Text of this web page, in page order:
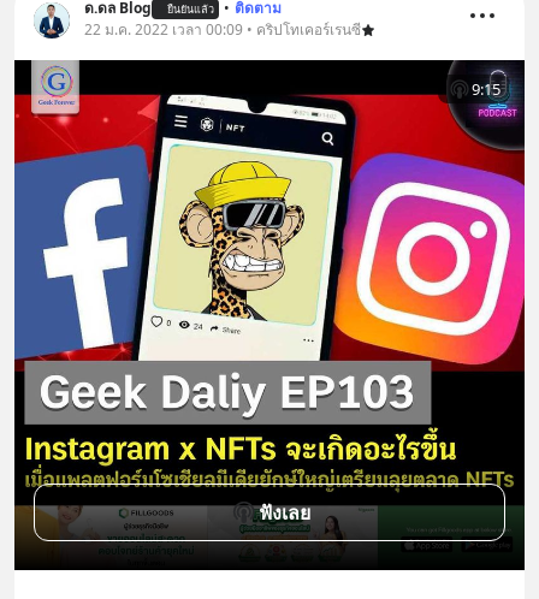
ด.ดล Blog ยืนยันแล้ว • ติดตาม
22 ม.ค. 2022 เวลา 00:09 • คริปโทเคอร์เรนซี
9:15
ฟังเลย